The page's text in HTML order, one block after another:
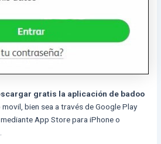
gratis la aplicación de badoo
bien sea a través de Google Play
App Store para iPhone o